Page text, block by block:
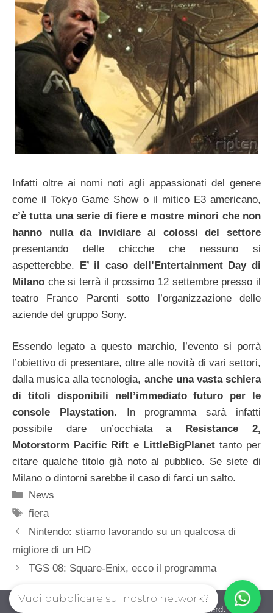
Infatti oltre ai nomi noti agli appassionati del genere
come il Tokyo Game Show o il mitico E3 americano,
c’è tutta una serie di fiere e mostre minori che non
hanno nulla da invidiare ai colossi del settore
presentando delle chicche che nessuno si
aspetterebbe. E’ il caso dell’Entertainment Day di
Milano che si terrà il prossimo 12 settembre presso il
teatro Franco Parenti sotto l’organizzazione delle
aziende del gruppo Sony.
Essendo legato a questo marchio, l’evento si porrà
l’obiettivo di presentare, oltre alle novità di vari settori,
dalla musica alla tecnologia, anche una vasta schiera
di titoli disponibili nell’immediato futuro per le
console Playstation. In programma sarà infatti
possibile dare un’occhiata a Resistance 2,
Motorstorm Pacific Rift e LittleBigPlanettanto per
citare qualche titolo già noto al pubblico. Se siete di
Milano o dintorni sarebbe il caso di farci un salto.
Categorie
News
Tag
fiera
Nintendo: stiamo lavorando su un qualcosa di
migliore di un HD
TGS 08: Square-Enix, ecco il programma
iovideogioco.com © 2026. All right reserverd.
Vuoi pubblicare sul nostro network?